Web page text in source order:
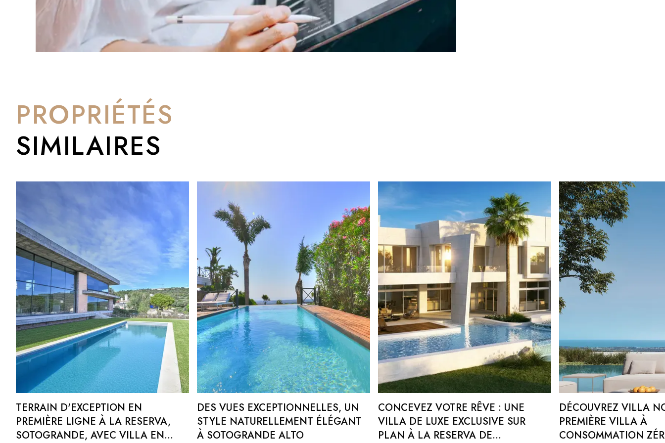
Trois raisons pour lesquelles BM Sotogrande adore ce projet
Premièrement : l'emplacement.
Deuxièmement : une conception exceptionnelle pour la vie moderne.
Troisièmement : étant encore en construction, elle offre la possibilité de personnaliser pleinement la maison.
PROPRIÉTÉS
SIMILAIRES
TERRAIN D'EXCEPTION EN
PREMIÈRE LIGNE À LA RESERVA,
SOTOGRANDE, AVEC VILLA EN
DES VUES EXCEPTIONNELLES, UN
STYLE NATURELLEMENT ÉLÉGANT
À SOTOGRANDE ALTO
CONCEVEZ VOTRE RÊVE : UNE
VILLA DE LUXE EXCLUSIVE SUR
PLAN À LA RESERVA DE
DÉCOUVREZ VILLA
PREMIÈRE VILLA À
CONSOMMATION